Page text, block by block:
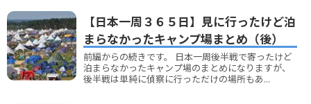
【日本一周３６５日】見に行ったけど泊
まらなかったキャンプ場まとめ（後）
前編からの続きです。 日本一周後半戦で寄ったけど
泊まらなかったキャンプ場のまとめになりますが、
後半戦は単純に偵察に行っただけの場所もあ...